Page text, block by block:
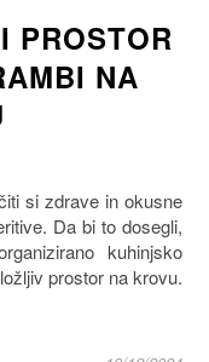
PROSTOR
NA
Da bi to dosegli,
kuhinjsko
prostor na krovu.